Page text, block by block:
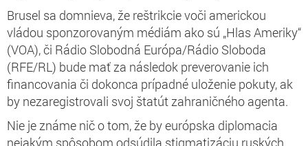
Brusel sa domnieva, že reštrikcie voči americkou
vládou sponzorovaným médiám ako sú „Hlas Ameriky“
(VOA), či Rádio Slobodná Európa/Rádio Sloboda
(RFE/RL) bude mať za následok preverovanie ich
financovania či dokonca prípadné uloženie pokuty, ak
by nezaregistrovali svoj štatút zahraničného agenta.
Nie je známe nič o tom, že by európska diplomacia
nejakým spôsobom odsúdila stigmatizáciu ruských